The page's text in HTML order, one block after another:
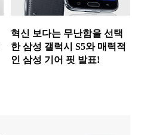
혁신 보다는 무난함을 선택
한 삼성 갤럭시 S5와 매력적
인 삼성 기어 핏 발표!